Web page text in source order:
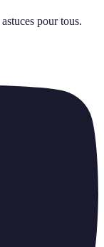
astuces pour tous.